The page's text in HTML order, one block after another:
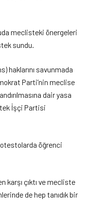
meclisteki önergeleri
sundu.
haklarını savunmada
Parti’nin meclise
dair yasa
İşçi Partisi
öğrenci
karşı çıktı ve mecliste
de hep tanıdık bir